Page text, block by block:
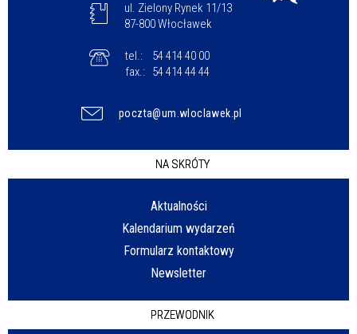
ul. Zielony Rynek 11/13
87-800 Włocławek
tel.:
54 414 40 00
fax.:
54 414 44 44
poczta@um.wloclawek.pl
NA SKRÓTY
Aktualności
Kalendarium wydarzeń
Formularz kontaktowy
Newsletter
PRZEWODNIK